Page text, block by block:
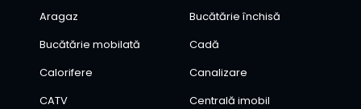
Aragaz
Bucătărie închisă
Bucătărie mobilată
Cadă
Calorifere
Canalizare
CATV
Centrală imobil